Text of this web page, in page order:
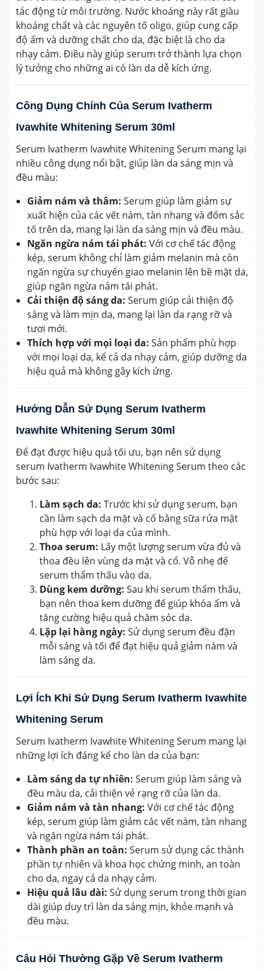
tác động từ môi trường. Nước khoáng này rất giàu
khoáng chất và các nguyên tố oligo, giúp cung cấp
độ ẩm và dưỡng chất cho da, đặc biệt là cho da
nhạy cảm. Điều này giúp serum trở thành lựa chọn
lý tưởng cho những ai có làn da dễ kích ứng.
Công Dụng Chính Của Serum Ivatherm
Ivawhite Whitening Serum 30ml
Serum Ivatherm Ivawhite Whitening Serum mang lại
nhiều công dụng nổi bật, giúp làn da sáng mịn và
đều màu:
Giảm nám và thâm: Serum giúp làm giảm sự
xuất hiện của các vết nám, tàn nhang và đốm sắc
tố trên da, mang lại làn da sáng mịn và đều màu.
Ngăn ngừa nám tái phát: Với cơ chế tác động
kép, serum không chỉ làm giảm melanin mà còn
ngăn ngừa sự chuyển giao melanin lên bề mặt da,
giúp ngăn ngừa nám tái phát.
Cải thiện độ sáng da: Serum giúp cải thiện độ
sáng và làm mịn da, mang lại làn da rạng rỡ và
tươi mới.
Thích hợp với mọi loại da: Sản phẩm phù hợp
với mọi loại da, kể cả da nhạy cảm, giúp dưỡng da
hiệu quả mà không gây kích ứng.
Hướng Dẫn Sử Dụng Serum Ivatherm
Ivawhite Whitening Serum 30ml
Để đạt được hiệu quả tối ưu, bạn nên sử dụng
serum Ivatherm Ivawhite Whitening Serum theo các
bước sau:
Làm sạch da: Trước khi sử dụng serum, bạn
cần làm sạch da mặt và cổ bằng sữa rửa mặt
phù hợp với loại da của mình.
Thoa serum: Lấy một lượng serum vừa đủ và
thoa đều lên vùng da mặt và cổ. Vỗ nhẹ để
serum thẩm thấu vào da.
Dùng kem dưỡng: Sau khi serum thẩm thấu,
bạn nên thoa kem dưỡng để giúp khóa ẩm và
tăng cường hiệu quả chăm sóc da.
Lặp lại hàng ngày: Sử dụng serum đều đặn
mỗi sáng và tối để đạt hiệu quả giảm nám và
làm sáng da.
Lợi Ích Khi Sử Dụng Serum Ivatherm Ivawhite
Whitening Serum
Serum Ivatherm Ivawhite Whitening Serum mang lại
những lợi ích đáng kể cho làn da của bạn:
Làm sáng da tự nhiên: Serum giúp làm sáng và
đều màu da, cải thiện vẻ rạng rỡ của làn da.
Giảm nám và tàn nhang: Với cơ chế tác động
kép, serum giúp làm giảm các vết nám, tàn nhang
và ngăn ngừa nám tái phát.
Thành phần an toàn: Serum sử dụng các thành
phần tự nhiên và khoa học chứng minh, an toàn
cho da, ngay cả da nhạy cảm.
Hiệu quả lâu dài: Sử dụng serum trong thời gian
dài giúp duy trì làn da sáng mịn, khỏe mạnh và
đều màu.
Câu Hỏi Thường Gặp Về Serum Ivatherm